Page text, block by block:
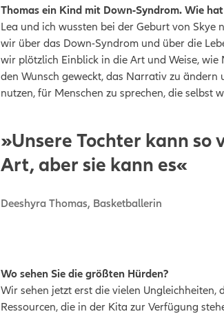
Thomas ein Kind mit Down-Syndrom. Wie
Lea und ich wussten bei der Geburt von
wir über das Down-Syndrom und über die
wir plötzlich Einblick in die Art und Weise,
den Wunsch geweckt, das Narrativ zu
nutzen, für Menschen zu sprechen, die selbst
»Unsere Tochter kann so
Art, aber sie kann es«
Deeshyra Thomas, Basketballerin
Wo sehen Sie die größten Hürden?
Wir sehen jetzt erst die vielen
Ressourcen, die in der Kita zur Verfügung